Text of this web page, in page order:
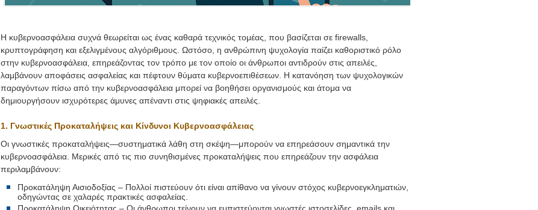
Η κυβερνοασφάλεια συχνά θεωρείται ως ένας καθαρά τεχνικός τομέας, που βασίζεται σε firewalls,
κρυπτογράφηση και εξελιγμένους αλγόριθμους. Ωστόσο, η ανθρώπινη ψυχολογία παίζει καθοριστικό ρόλο
στην κυβερνοασφάλεια, επηρεάζοντας τον τρόπο με τον οποίο οι άνθρωποι αντιδρούν στις απειλές,
λαμβάνουν αποφάσεις ασφαλείας και πέφτουν θύματα κυβερνοεπιθέσεων. Η κατανόηση των ψυχολογικών
παραγόντων πίσω από την κυβερνοασφάλεια μπορεί να βοηθήσει οργανισμούς και άτομα να
δημιουργήσουν ισχυρότερες άμυνες απέναντι στις ψηφιακές απειλές.
1. Γνωστικές Προκαταλήψεις και Κίνδυνοι Κυβερνοασφάλειας
Οι γνωστικές προκαταλήψεις—συστηματικά λάθη στη σκέψη—μπορούν να επηρεάσουν σημαντικά την
κυβερνοασφάλεια. Μερικές από τις πιο συνηθισμένες προκαταλήψεις που επηρεάζουν την ασφάλεια
περιλαμβάνουν:
Προκατάληψη Αισιοδοξίας – Πολλοί πιστεύουν ότι είναι απίθανο να γίνουν στόχος κυβερνοεγκληματιών,
οδηγώντας σε χαλαρές πρακτικές ασφαλείας.